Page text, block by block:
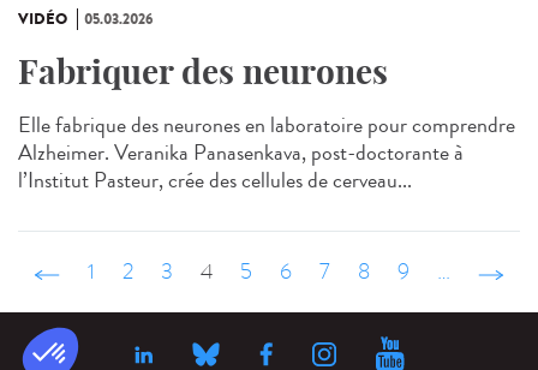
VIDÉO 05.03.2026
Fabriquer des neurones
Elle fabrique des neurones en laboratoire pour comprendre
Alzheimer. Veranika Panasenkava, post-doctorante à
l’Institut Pasteur, crée des cellules de cerveau...
‹ précédent
1 2 3 4 5 6 7 8 9 …